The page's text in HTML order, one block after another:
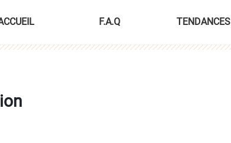
F.A.Q TENDANCES